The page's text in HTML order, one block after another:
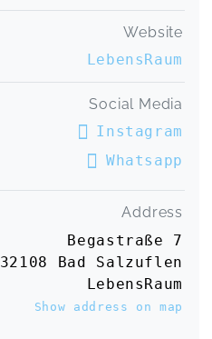
Website
LebensRaum
Social Media
Instagram
Whatsapp
Address
Begastraße 7
32108 Bad Salzuflen
LebensRaum
Show address on map